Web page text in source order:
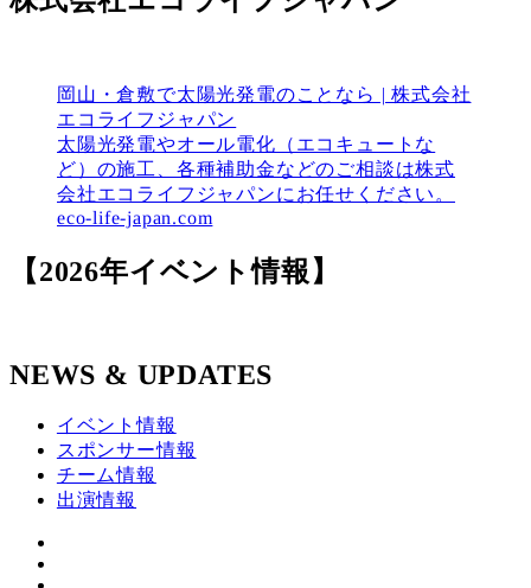
岡山・倉敷で太陽光発電のことなら | 株式会社
エコライフジャパン
太陽光発電やオール電化（エコキュートな
ど）の施工、各種補助金などのご相談は株式
会社エコライフジャパンにお任せください。
eco-life-japan.com
【2026年イベント情報】
NEWS & UPDATES
イベント情報
スポンサー情報
チーム情報
出演情報